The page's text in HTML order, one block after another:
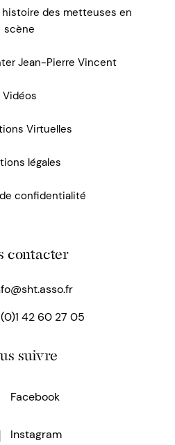
histoire des metteuses en
scène
Jean-Pierre Vincent
Vidéos
Virtuelles
légales
confidentialité
contacter
42 60 27 05
suivre
Facebook
Instagram